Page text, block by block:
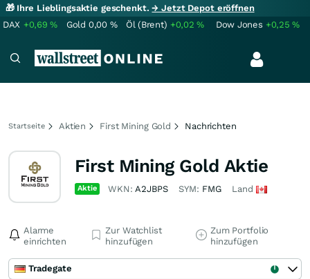
🎁 Ihre Lieblingsaktie geschenkt.→ Jetzt Depot eröffnen
DAX +0,69% Gold 0,00 % Öl (Brent) +0,02% Dow Jones +0,25%
Startseite Aktien First Mining Gold Nachrichten
First Mining Gold Aktie
Aktie WKN:A2JBPS SYM: FMG Land
Alarme
einrichten
Zur Watchlist
hinzufügen
Zum Portfolio
hinzufügen
Tradegate